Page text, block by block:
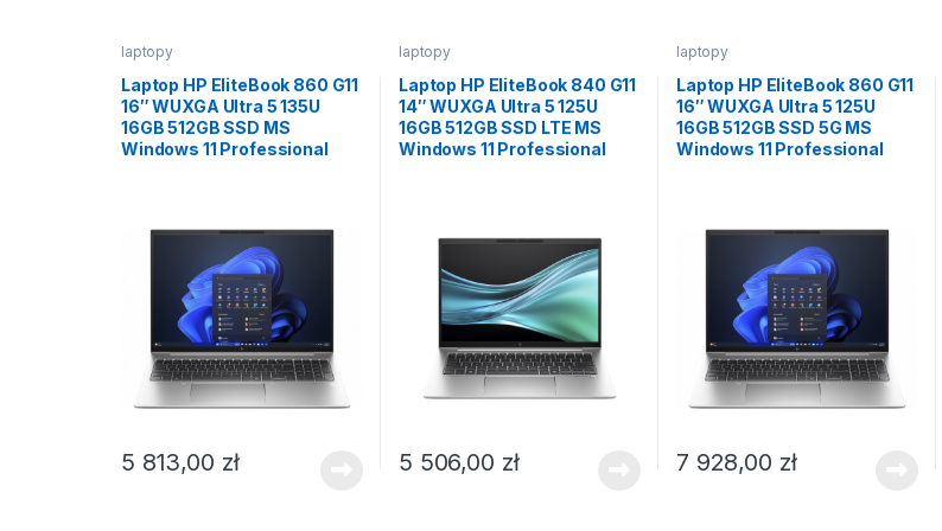
laptopy
Laptop HP EliteBook 860 G11
16″ WUXGA Ultra 5 135U
16GB 512GB SSD MS
Windows 11 Professional
5 813,00 zł
laptopy
Laptop HP EliteBook 840 G11
14″ WUXGA Ultra 5 125U
16GB 512GB SSD LTE MS
Windows 11 Professional
5 506,00 zł
laptopy
Laptop HP EliteBook 860 G11
16″ WUXGA Ultra 5 125U
16GB 512GB SSD 5G MS
Windows 11 Professional
7 928,00 zł